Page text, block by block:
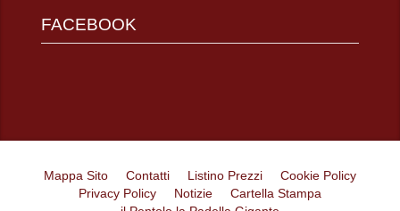
FACEBOOK
Mappa Sito Contatti Listino Prezzi
Cookie Policy
Privacy Policy
Notizie
Cartella Stampa